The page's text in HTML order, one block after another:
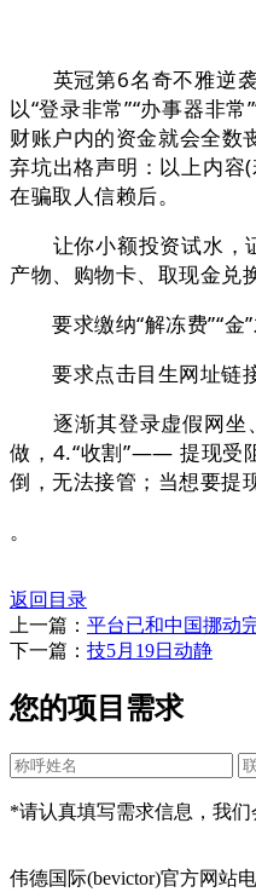
英冠第6名奇不雅逆袭
以“登录非常”“办事器非
财账户内的资金就会全数
弃坑出格声明：以上内
在骗取人信赖后。
让你小额投资试水，证
产物、购物卡、取现金兑
要求缴纳“解冻费”“金”
要求点击目生网址链接
逐渐其登录虚假网坐、
做，4.“收割”—— 提现受
倒，无法接管；当想要提
。
返回目录
上一篇： 平台已和中国挪动
下一篇： 技5月19日动静
您的项目需求
*请认真填写需求信息，我们
伟德国际(bevictor)官方网站